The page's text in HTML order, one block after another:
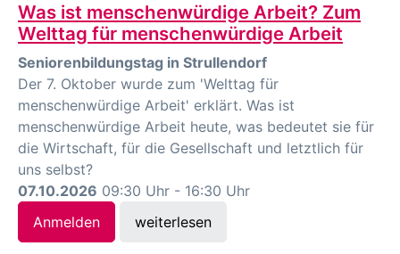
Was ist menschenwürdige Arbeit? Zum
Welttag für menschenwürdige Arbeit
Seniorenbildungstag in Strullendorf
Der 7. Oktober wurde zum 'Welttag für
menschenwürdige Arbeit' erklärt. Was ist
menschenwürdige Arbeit heute, was bedeutet sie für
die Wirtschaft, für die Gesellschaft und letztlich für
uns selbst?
07.10.2026 09:30 Uhr - 16:30 Uhr
Anmelden
weiterlesen